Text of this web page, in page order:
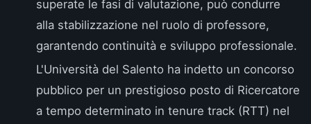
superate le fasi di valutazione, può condurre
alla stabilizzazione nel ruolo di professore,
garantendo continuità e sviluppo professionale.
L'Università del Salento ha indetto un concorso
pubblico per un prestigioso posto di Ricercatore
a tempo determinato in tenure track (RTT) nel